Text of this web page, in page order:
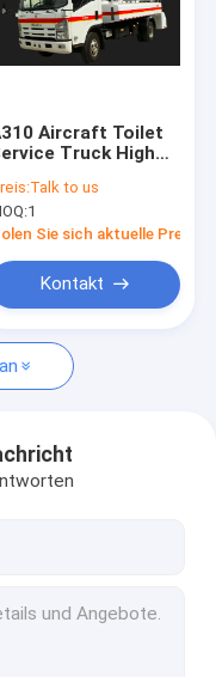
Aircraft Toilet
Truck High
Talk to us
1
Sie sich aktuelle Preis
Kontakt